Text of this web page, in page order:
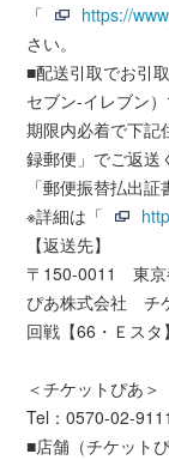
「
https://
さい。
■配送引取でお引
セブン‐イレブン
期限内必着で下記
録郵便」でご返送
「郵便振替払出証
※詳細は「
【返送先】
〒150-0011 東京
ぴあ株式会社 チ
回戦【66・Ｅスタ
＜チケットぴあ＞
Tel：0570-02-
■店舗（チケット